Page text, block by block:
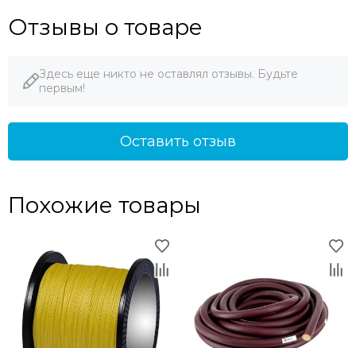
Отзывы о товаре
Здесь еще никто не оставлял отзывы. Будьте
первым!
Оставить отзыв
Похожие товары